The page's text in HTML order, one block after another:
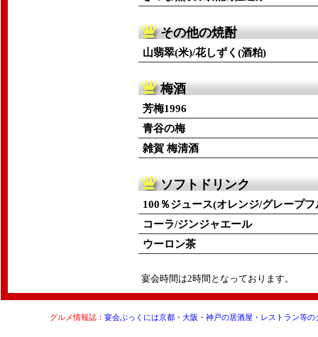
その他の焼酎
山翡翠(米)/花しずく(酒粕)
梅酒
芳梅1996
青谷の梅
雑賀 梅清酒
ソフトドリンク
100％ジュース(オレンジ/グレープ
コーラ/ジンジャエール
ウーロン茶
宴会時間は2時間となっております。
グルメ情報誌： 宴会ぶっくには京都・大阪・神戸の居酒屋・レストラン等の